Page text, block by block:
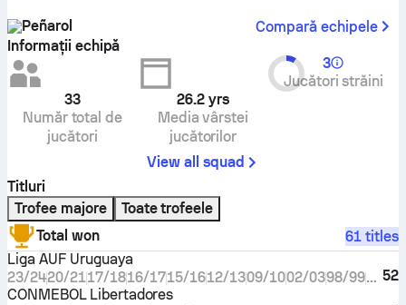
Peñarol
Compară echipele
Informații echipă
33
Număr total de
jucători
26.2 yrs
Media vârstei
jucătorilor
3
Jucători străini
View all squad
Titluri
Trofee majore
Toate trofeele
Total won
61 titles
Liga AUF Uruguaya
23/2420/2117/1816/1715/1612/1309/1002/0398/9996/97
52
CONMEBOL Libertadores